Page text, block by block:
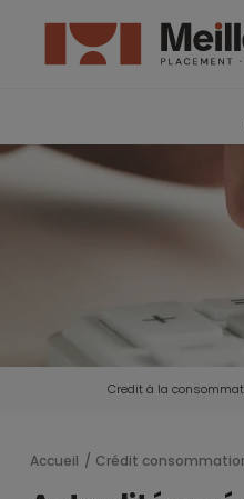
Credit à la
Accueil Crédit